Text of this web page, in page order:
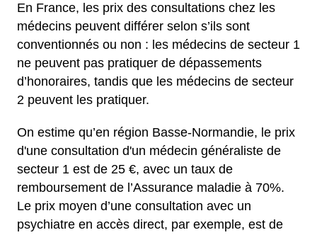
En France, les prix des consultations chez les
médecins peuvent différer selon s’ils sont
conventionnés ou non : les médecins de secteur 1
ne peuvent pas pratiquer de dépassements
d’honoraires, tandis que les médecins de secteur
2 peuvent les pratiquer.
On estime qu’en région Basse-Normandie, le prix
d'une consultation d'un médecin généraliste de
secteur 1 est de 25 €, avec un taux de
remboursement de l’Assurance maladie à 70%.
Le prix moyen d’une consultation avec un
psychiatre en accès direct, par exemple, est de